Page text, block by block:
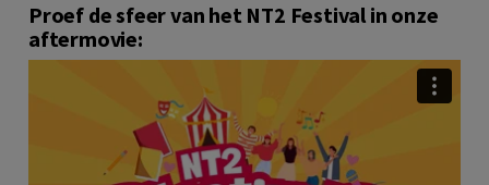
Proef de sfeer van het NT2 Festival in onze
aftermovie: